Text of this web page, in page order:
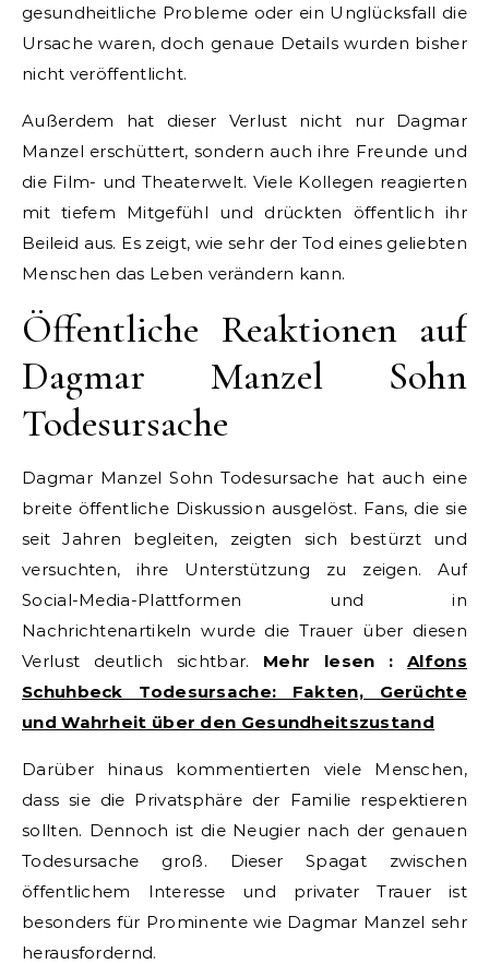
gesundheitliche Probleme oder ein Unglücksfall die
Ursache waren, doch genaue Details wurden bisher
nicht veröffentlicht.
Außerdem hat dieser Verlust nicht nur Dagmar
Manzel erschüttert, sondern auch ihre Freunde und
die Film- und Theaterwelt. Viele Kollegen reagierten
mit tiefem Mitgefühl und drückten öffentlich ihr
Beileid aus. Es zeigt, wie sehr der Tod eines geliebten
Menschen das Leben verändern kann.
Öffentliche Reaktionen auf
Dagmar Manzel Sohn
Todesursache
Dagmar Manzel Sohn Todesursache hat auch eine
breite öffentliche Diskussion ausgelöst. Fans, die sie
seit Jahren begleiten, zeigten sich bestürzt und
versuchten, ihre Unterstützung zu zeigen. Auf
Social-Media-Plattformen und in
Nachrichtenartikeln wurde die Trauer über diesen
Verlust deutlich sichtbar. Mehr lesen :Alfons
Schuhbeck Todesursache: Fakten, Gerüchte
und Wahrheit über den Gesundheitszustand
Darüber hinaus kommentierten viele Menschen,
dass sie die Privatsphäre der Familie respektieren
sollten. Dennoch ist die Neugier nach der genauen
Todesursache groß. Dieser Spagat zwischen
öffentlichem Interesse und privater Trauer ist
besonders für Prominente wie Dagmar Manzel sehr
herausfordernd.